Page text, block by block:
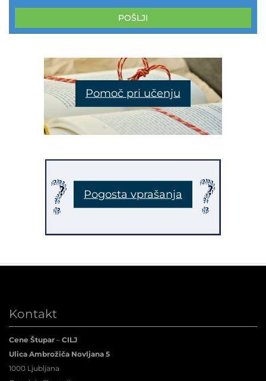
POŠLJI
Pomoč pri učenju
Pogosta vprašanja
Kontakt
Cene Štupar – CILJ
Ulica Ambrožiča Novljana 5
1000 Ljubljana